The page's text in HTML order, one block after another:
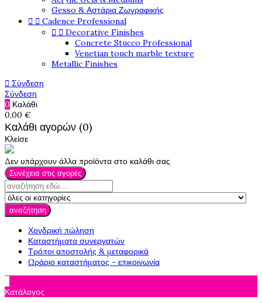
Gesso & Αστάρια Ζωγραφικής
  Cadence Professional
  Decorative Finishes
Concrete Stucco Professional
Venetian touch marble texture
Metallic Finishes
 Σύνδεση
Σύνδεση
0 Καλάθι
0,00 €
Καλάθι αγορών (0)
Κλείσε
Δεν υπάρχουν άλλα προϊόντα στο καλάθι σας
Συνέχεια στις αγορές
αναζήτηση
Χονδρική πώληση
Καταστήματα συνεργατών
Τρόποι αποστολής & μεταφορικά
Ωράριο καταστήματος - επικοινωνία
Κατάλογος